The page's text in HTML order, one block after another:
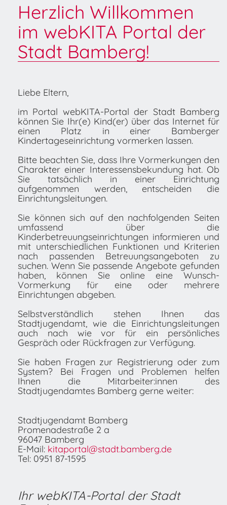
Herzlich Willkommen
im webKITA Portal der
Stadt Bamberg!
Liebe Eltern,
im Portal webKITA-Portal der Stadt Bamberg
können Sie Ihr(e) Kind(er) über das Internet für
einen Platz in einer Bamberger
Kindertageseinrichtung vormerken lassen.
Bitte beachten Sie, dass Ihre Vormerkungen den
Charakter einer Interessensbekundung hat. Ob
Sie tatsächlich in einer Einrichtung
aufgenommen werden, entscheiden die
Einrichtungsleitungen.
Sie können sich auf den nachfolgenden Seiten
umfassend über die
Kinderbetreuungseinrichtungen informieren und
mit unterschiedlichen Funktionen und Kriterien
nach passenden Betreuungsangeboten zu
suchen. Wenn Sie passende Angebote gefunden
haben, können Sie online eine Wunsch-
Vormerkung für eine oder mehrere
Einrichtungen abgeben.
Selbstverständlich stehen Ihnen das
Stadtjugendamt, wie die Einrichtungsleitungen
auch nach wie vor für ein persönliches
Gespräch oder Rückfragen zur Verfügung.
Sie haben Fragen zur Registrierung oder zum
System? Bei Fragen und Problemen helfen
Ihnen die Mitarbeiter:innen des
Stadtjugendamtes Bamberg gerne weiter:
Stadtjugendamt Bamberg
Promenadestraße 2 a
96047 Bamberg
E-Mail: kitaportal@stadt.bamberg.de
Tel: 0951 87-1595
Ihr webKITA-Portal der Stadt